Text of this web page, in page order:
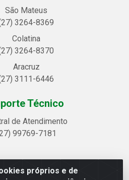
próprios e de
São Mateus
3264-8369
Colatina
3264-8370
Aracruz
3111-6446
Técnico
de Atendimento
99769-7181
LTDA - Avenida Alegre, 2521 -